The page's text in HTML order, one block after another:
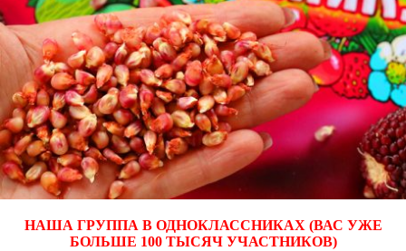
НАША ГРУППА В ОДНОКЛАССНИКАХ (ВАС УЖЕ
БОЛЬШЕ 100 ТЫСЯЧ УЧАСТНИКОВ)